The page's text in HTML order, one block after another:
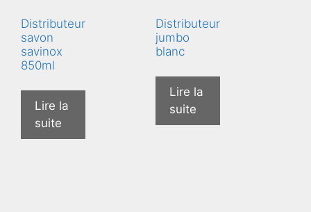
Distributeur
savon
savinox
850ml
Lire la
suite
Distributeur
jumbo
blanc
Lire la
suite